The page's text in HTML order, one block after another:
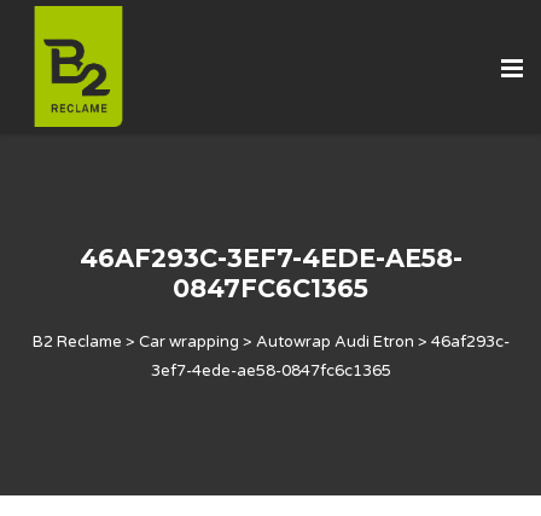
46AF293C-3EF7-4EDE-AE58-
0847FC6C1365
B2 Reclame > Car wrapping > Autowrap Audi Etron > 46af293c-
3ef7-4ede-ae58-0847fc6c1365